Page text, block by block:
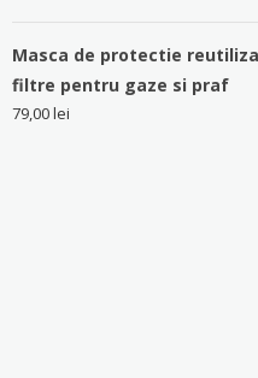
Masca de protectie
filtre pentru gaze si praf
79,00lei